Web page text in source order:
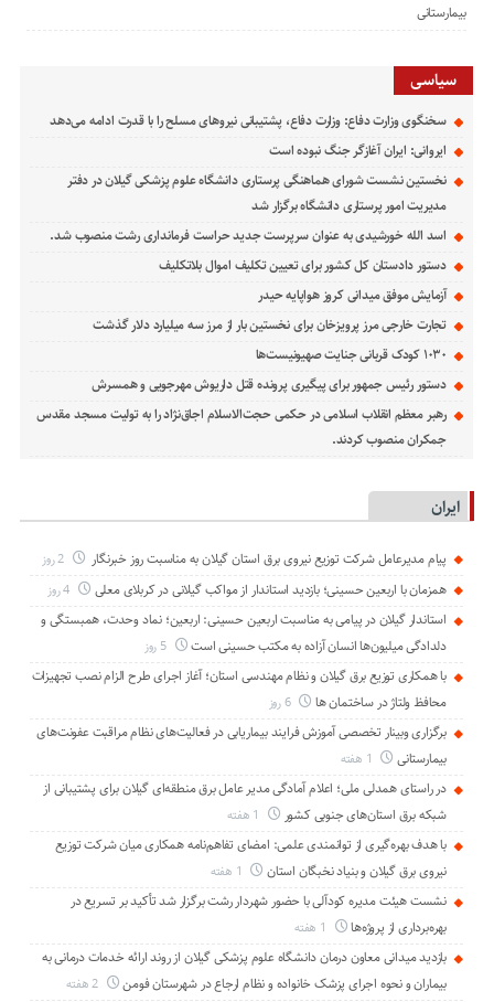
بیمارستانی
سیاسی
سخنگوی وزارت دفاع: وزارت دفاع، پشتیبانی نیرو‌های مسلح را با قدرت ادامه می‌دهد
ایروانی: ایران آغازگر جنگ نبوده است
نخستین نشست شورای هماهنگی پرستاری دانشگاه علوم پزشکی گیلان در دفتر
مدیریت امور پرستاری دانشگاه برگزار شد
اسد الله خورشیدی به عنوان سرپرست جدید حراست فرمانداری رشت منصوب شد.
دستور دادستان کل کشور برای تعیین تکلیف اموال بلاتکلیف
آزمایش موفق میدانی کروز هواپایه حیدر
تجارت خارجی مرز پرویزخان برای نخستین بار از مرز سه میلیارد دلار گذشت
۱۰۳۰ کودک قربانی جنایت صهیونیست‌ها
دستور رئیس جمهور برای پیگیری پرونده قتل داریوش مهرجویی و همسرش
رهبر معظم انقلاب اسلامی در حکمی حجت‌الاسلام اجاق‌نژاد را به تولیت مسجد مقدس
جمکران منصوب کردند.
ایران
پیام مدیرعامل شركت توزیع نیروی برق استان گیلان به مناسبت روز خبرنگار ‌ 2 روز
همزمان با اربعین حسینی؛ بازدید استاندار از مواکب گیلانی در کربلای معلی 4 روز
استاندار گیلان در پیامی به مناسبت اربعین حسینی: اربعین؛ نماد وحدت، همبستگی و
دلدادگی میلیون‌ها انسان آزاده به مکتب حسینی است
5 روز
با همکاری توزیع برق گیلان و نظام مهندسی استان؛ آغاز اجرای طرح الزام نصب تجهیزات
محافظ ولتاژ در ساختمان ها
6 روز
برگزاری وبینار تخصصی آموزش فرایند بیماریابی در فعالیت‌های نظام مراقبت عفونت‌های
بیمارستانی
1 هفته
در راستای همدلی ملی؛ اعلام آمادگی مدیر عامل برق منطقه‌ای گیلان برای پشتیبانی از
شبكه برق استان‌های جنوبی كشور
1 هفته
با هدف بهره‌گیری از توانمندی علمی: امضای تفاهم‌نامه همكاری میان شركت توزیع
نیروی برق گیلان و بنیاد نخبگان استان
1 هفته
نشست هیئت مدیره کودآلی با حضور شهردار رشت برگزار شد تأکید بر تسریع در
بهره‌برداری از پروژه‌ها
1 هفته
بازدید میدانی معاون درمان دانشگاه علوم پزشکی گیلان از روند ارائه خدمات درمانی به
بیماران و نحوه اجرای پزشک خانواده و نظام ارجاع در شهرستان فومن
2 هفته